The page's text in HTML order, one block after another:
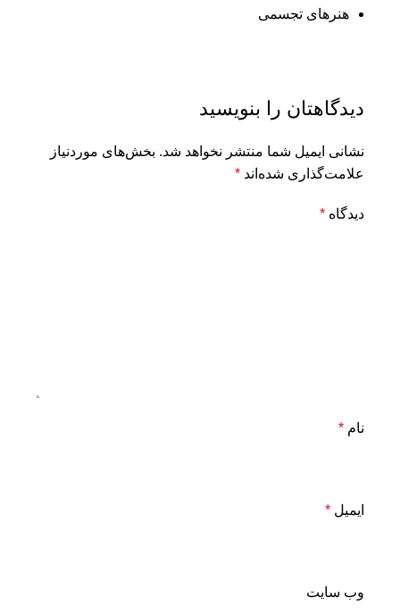
هنرهای تجسمی
دیدگاهتان را بنویسید
نشانی ایمیل شما منتشر نخواهد شد. بخش‌های موردنیاز
علامت‌گذاری شده‌اند *
دیدگاه *
نام *
ایمیل *
وب‌ سایت